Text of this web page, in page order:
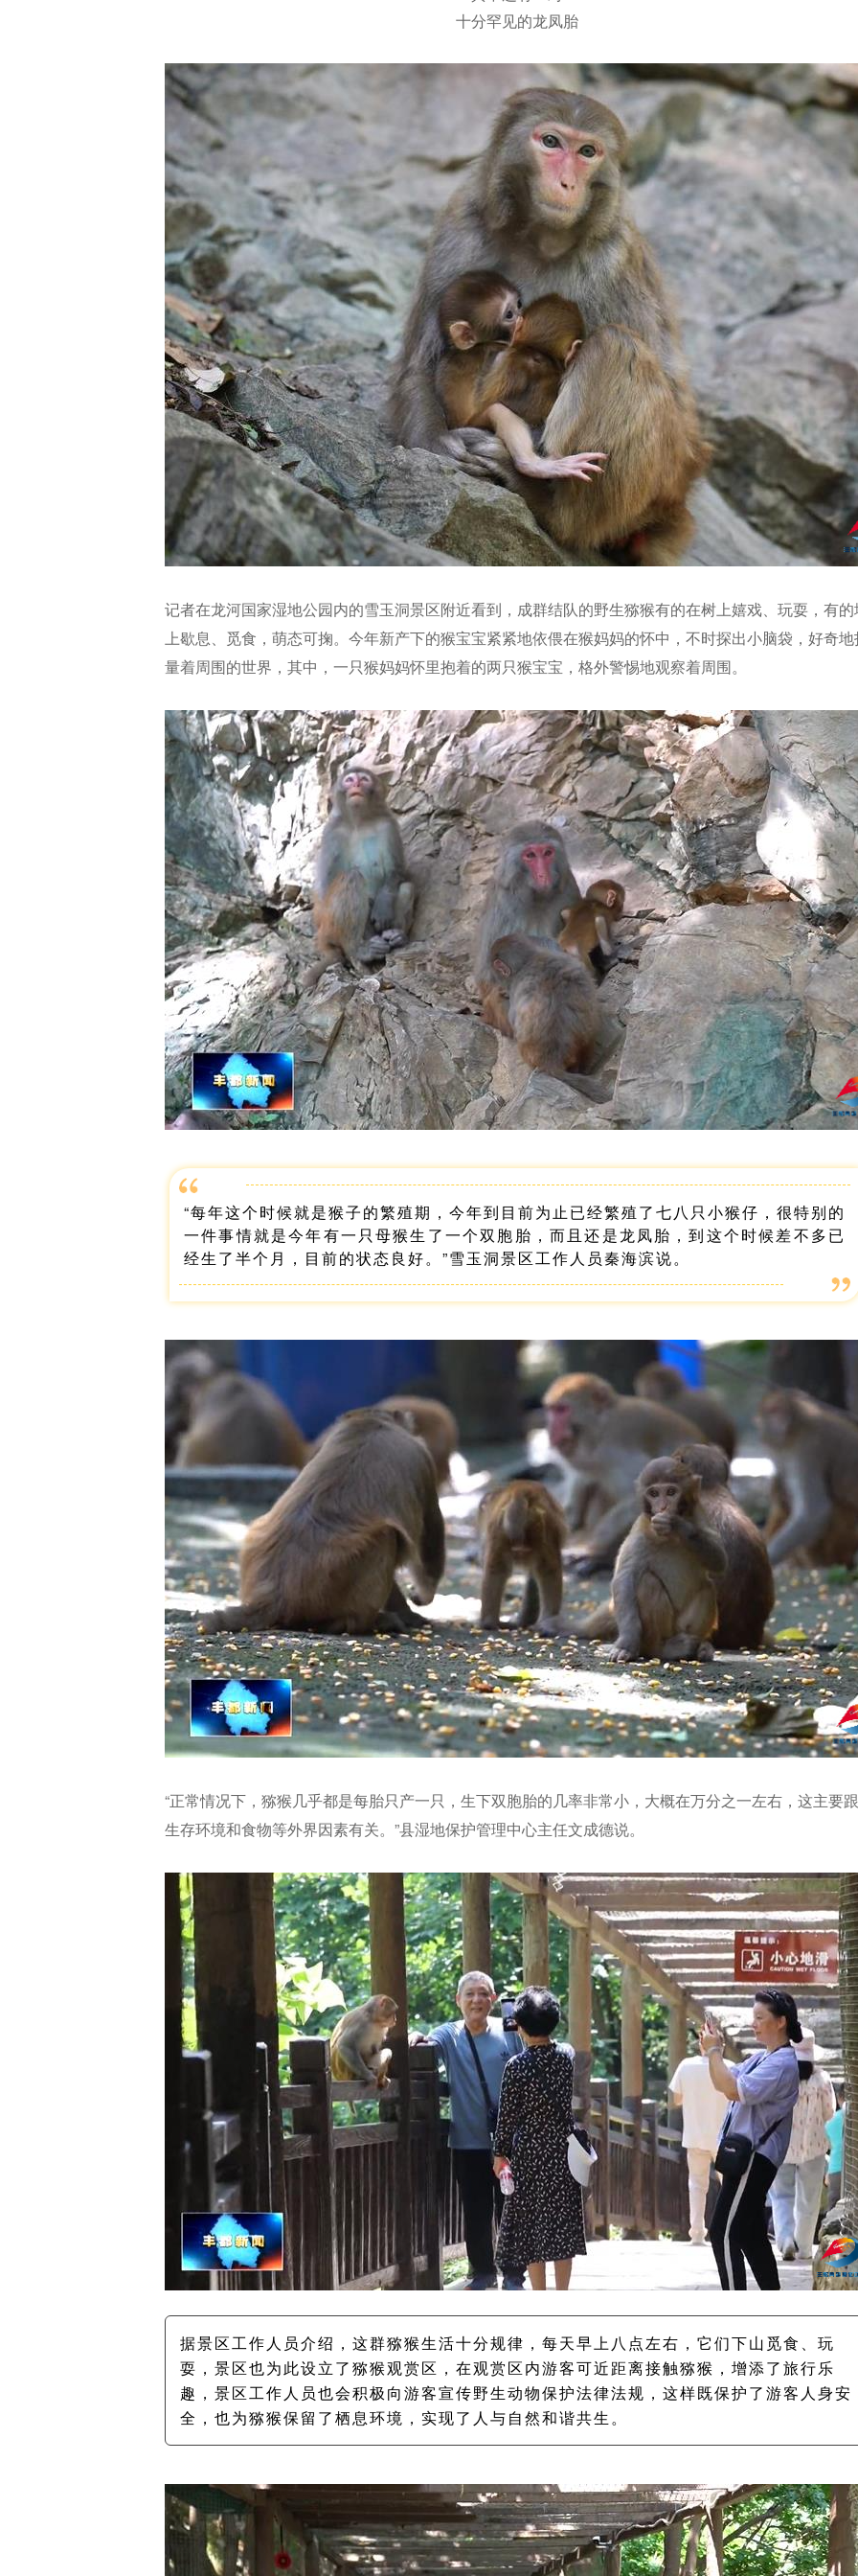
十分罕见的龙凤胎
记者在龙河国家湿地公园内的雪玉洞景区附近看到，成群结队的野生猕猴有的在树上嬉戏、玩耍，有的
上歇息、觅食，萌态可掬。今年新产下的猴宝宝紧紧地依偎在猴妈妈的怀中，不时探出小脑袋，好奇地
量着周围的世界，其中，一只猴妈妈怀里抱着的两只猴宝宝，格外警惕地观察着周围。
“每年这个时候就是猴子的繁殖期，今年到目前为止已经繁殖了七八只小猴仔，很特别的
一件事情就是今年有一只母猴生了一个双胞胎，而且还是龙凤胎，到这个时候差不多已
经生了半个月，目前的状态良好。”雪玉洞景区工作人员秦海滨说。
“正常情况下，猕猴几乎都是每胎只产一只，生下双胞胎的几率非常小，大概在万分之一左右，这主要跟
生存环境和食物等外界因素有关。”县湿地保护管理中心主任文成德说。
据景区工作人员介绍，这群猕猴生活十分规律，每天早上八点左右，它们下山觅食、玩
耍，景区也为此设立了猕猴观赏区，在观赏区内游客可近距离接触猕猴，增添了旅行乐
趣，景区工作人员也会积极向游客宣传野生动物保护法律法规，这样既保护了游客人身安
全，也为猕猴保留了栖息环境，实现了人与自然和谐共生。